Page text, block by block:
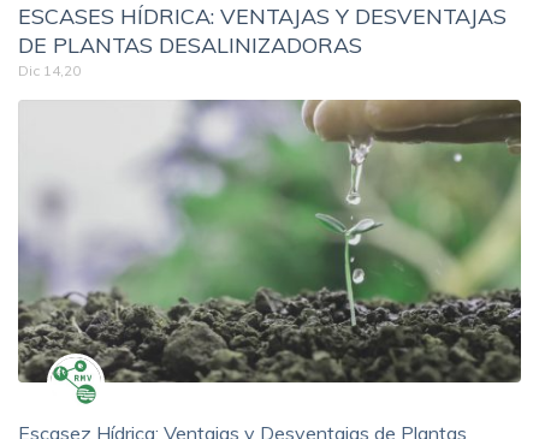
ESCASES HÍDRICA: VENTAJAS Y DESVENTAJAS
DE PLANTAS DESALINIZADORAS
Dic 14,20
Escasez Hídrica: Ventajas y Desventajas de Plantas